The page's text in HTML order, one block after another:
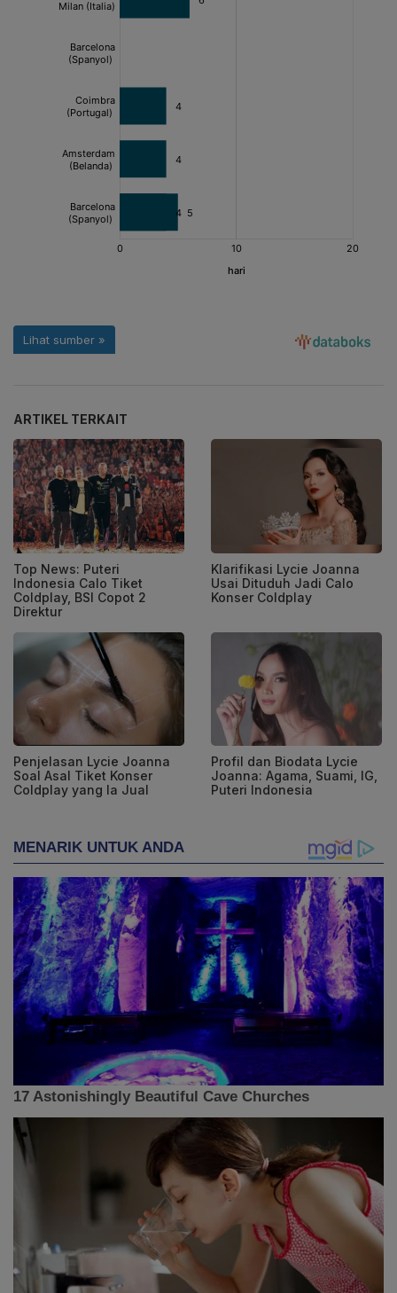
ARTIKEL TERKAIT
Top News: Puteri
Indonesia Calo Tiket
Coldplay, BSI Copot 2
Direktur
Klarifikasi Lycie Joanna
Usai Dituduh Jadi Calo
Konser Coldplay
Penjelasan Lycie Joanna
Soal Asal Tiket Konser
Coldplay yang Ia Jual
Profil dan Biodata Lycie
Joanna: Agama, Suami, IG,
Puteri Indonesia